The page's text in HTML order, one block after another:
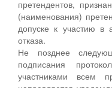
претендентов,
(наименования)
допуске к участию в
отказа.
Не позднее
подписания
участниками всем